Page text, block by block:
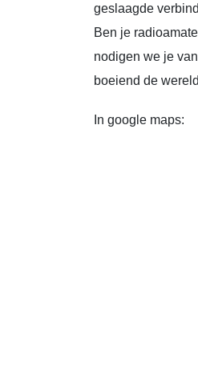
geslaagde
Ben je
nodigen we je
boeiend de
In google maps: